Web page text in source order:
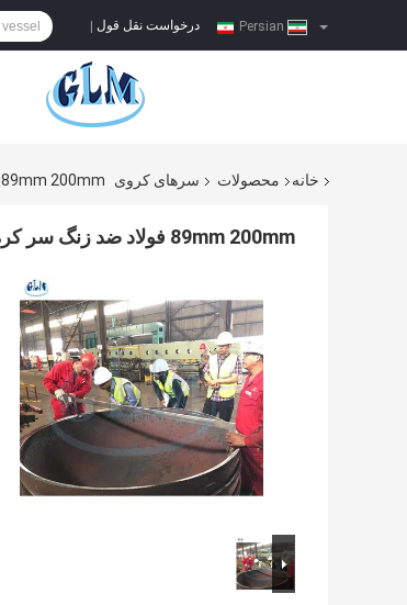
درخواست نقل قول
خانه محصولات سرهای کروی 89mm 200mm فولاد ضد زنگ سر کره ای سر نیمه بیضوی برای نفت
89mm 200mm فولاد ضد زنگ سر کره ای سر نیمه بیضوی برای نفت